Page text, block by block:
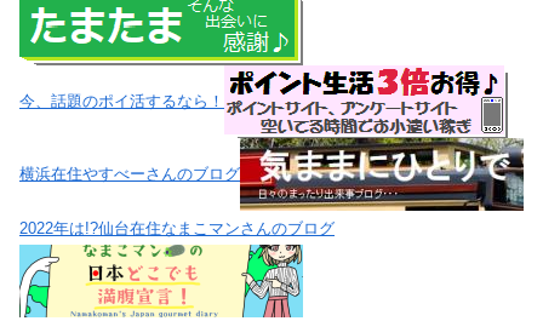
今、話題のポイ活するなら！
横浜在住やすべーさんのブログ
2022年は!?仙台在住なまこマンさんのブログ